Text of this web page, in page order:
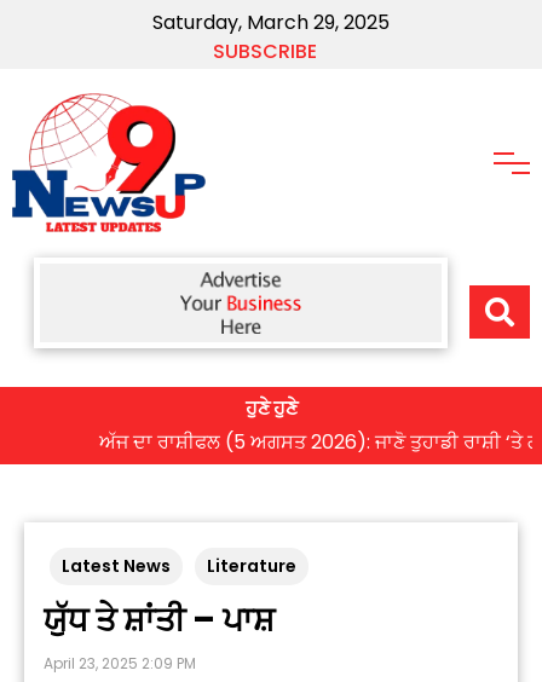
Saturday, March 29, 2025
SUBSCRIBE
ਹੁਣੇ ਹੁਣੇ
ਅੱਜ ਦਾ ਰਾਸ਼ੀਫਲ (5 ਅਗਸਤ 2026): ਜਾਣੋ ਤੁਹਾਡੀ ਰਾਸ਼ੀ ‘ਤੇ ਗ੍ਰਹਿਆਂ
Latest News Literature
ਯੁੱਧ ਤੇ ਸ਼ਾਂਤੀ – ਪਾਸ਼
April 23, 2025 2:09 PM